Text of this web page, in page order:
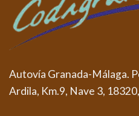
Autovía Granada-Málaga.
Ardila, Km.9, Nave 3,